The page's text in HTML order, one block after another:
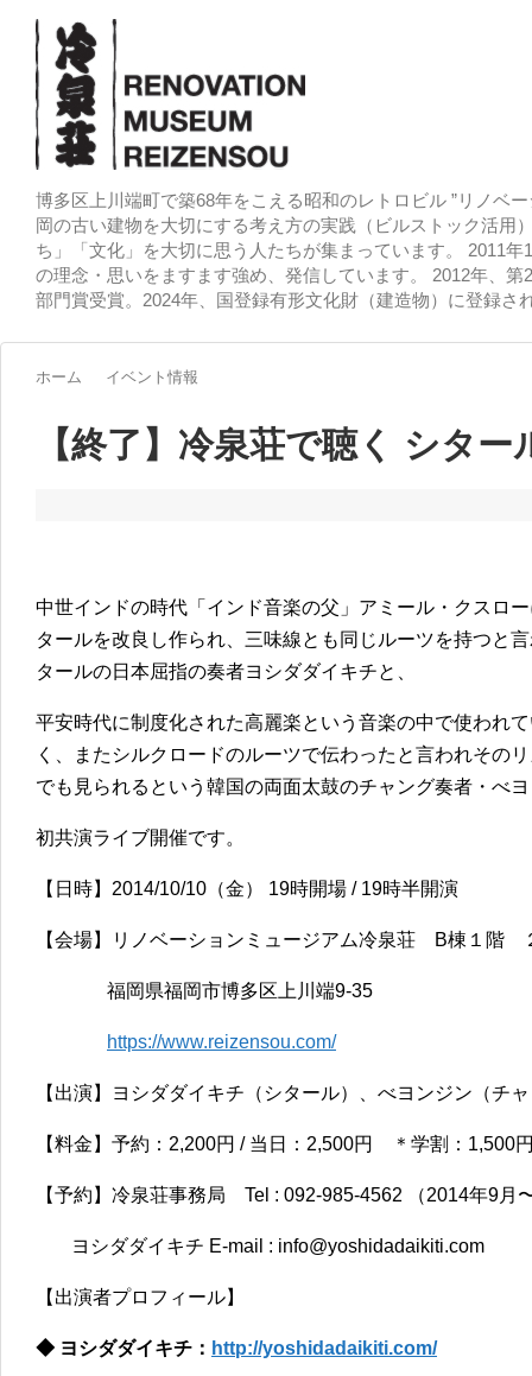
博多区上川端町で築68年をこえる昭和のレトロビル ”リノベ
岡の古い建物を大切にする考え方の実践（ビルストック活用
ち」「文化」を大切に思う人たちが集まっています。 2011
の理念・思いをますます強め、発信しています。 2012年、
部門賞受賞。2024年、国登録有形文化財（建造物）に登録さ
ホーム イベント情報
【終了】冷泉荘で聴く シタ
中世インドの時代「インド音楽の父」アミール・クスロ
タールを改良し作られ、三味線とも同じルーツを持つと
タールの日本屈指の奏者ヨシダダイキチと、
平安時代に制度化された高麗楽という音楽の中で使われ
く、またシルクロードのルーツで伝わったと言われその
でも見られるという韓国の両面太鼓のチャング奏者・べ
初共演ライブ開催です。
【日時】2014/10/10（金） 19時開場 / 19時半開演
【会場】リノベーションミュージアム冷泉荘 B棟１階
福岡県福岡市博多区上川端9-35
https://www.reizensou.com/
【出演】ヨシダダイキチ（シタール）、べヨンジン（チ
【料金】予約：2,200円 / 当日：2,500円 ＊学割：1,500
【予約】冷泉荘事務局 Tel : 092-985-4562 （2014年9月
ヨシダダイキチ E-mail : info@yoshidadaikiti.com
【出演者プロフィール】
◆ ヨシダダイキチ： http://yoshidadaikiti.com/